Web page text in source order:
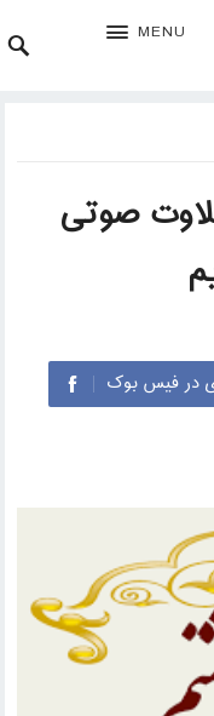
MENU
صوتی
در فیس بوک